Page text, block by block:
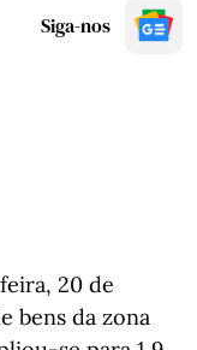
Siga-nos
20 de
bens da zona